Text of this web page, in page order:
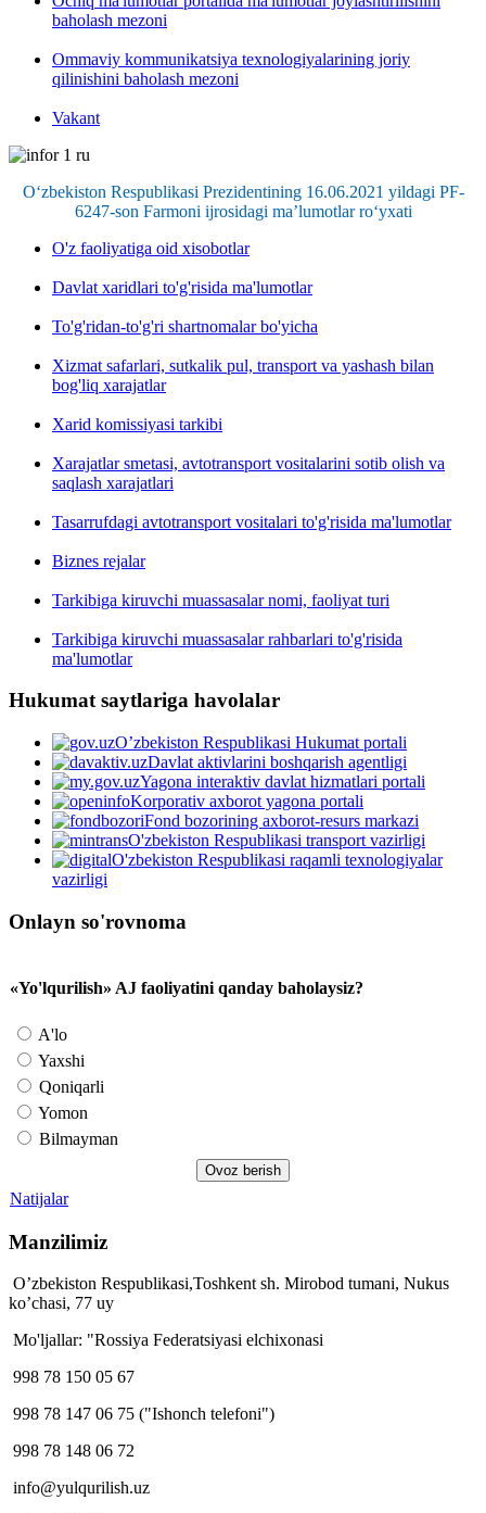
baholash mezoni
Ommaviy kommunikatsiya texnologiyalarining joriy
qilinishini baholash mezoni
Vakant
O‘zbekiston Respublikasi Prezidentining 16.06.2021 yildagi PF-
6247-son Farmoni ijrosidagi ma’lumotlar ro‘yxati
O'z faoliyatiga oid xisobotlar
Davlat xaridlari to'g'risida ma'lumotlar
To'g'ridan-to'g'ri shartnomalar bo'yicha
Xizmat safarlari, sutkalik pul, transport va yashash bilan
bog'liq xarajatlar
Xarid komissiyasi tarkibi
Xarajatlar smetasi, avtotransport vositalarini sotib olish va
saqlash xarajatlari
Tasarrufdagi avtotransport vositalari to'g'risida ma'lumotlar
Biznes rejalar
Tarkibiga kiruvchi muassasalar nomi, faoliyat turi
Tarkibiga kiruvchi muassasalar rahbarlari to'g'risida
ma'lumotlar
Hukumat saytlariga havolalar
O’zbekiston Respublikasi Hukumat portali
Davlat aktivlarini boshqarish agentligi
Yagona interaktiv davlat hizmatlari portali
Korporativ axborot yagona portali
Fond bozorining axborot-resurs markazi
O'zbekiston Respublikasi transport vazirligi
O'zbekiston Respublikasi raqamli texnologiyalar
vazirligi
Onlayn so'rovnoma
«Yo'lqurilish» AJ faoliyatini qanday baholaysiz?
A'lo
Yaxshi
Qoniqarli
Yomon
Bilmayman
Natijalar
Manzilimiz
O’zbekiston Respublikasi,Toshkent sh. Mirobod tumani, Nukus
ko’chasi, 77 uy
Mo'ljallar: "Rossiya Federatsiyasi elchixonasi
998 78 150 05 67
998 78 147 06 75 ("Ishonch telefoni")
998 78 148 06 72
info@yulqurilish.uz